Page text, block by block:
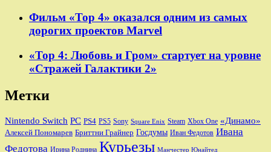
Фильм «Тор 4» оказался одним из самых
дорогих проектов Marvel
«Тор 4: Любовь и Гром» стартует на уровне
«Стражей Галактики 2»
Метки
Nintendo Switch PC PS4 PS5 Sony Square Enix Steam Xbox One «Динамо»
Алексей Пономарев Бриттни Грайнер Госдумы Иван Федотов Ивана
Федотова Ирина Роднина Курьезы Манчестер Юнайтед